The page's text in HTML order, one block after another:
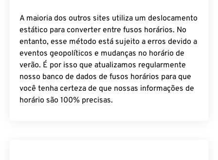
A maioria dos outros sites utiliza um deslocamento
estático para converter entre fusos horários. No
entanto, esse método está sujeito a erros devido a
eventos geopolíticos e mudanças no horário de
verão. É por isso que atualizamos regularmente
nosso banco de dados de fusos horários para que
você tenha certeza de que nossas informações de
horário são 100% precisas.